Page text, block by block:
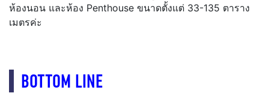
ห้องนอน และห้อง Penthouse ขนาดตั้งแต่ 33-135 ตาราง
เมตรค่ะ
BOTTOM LINE